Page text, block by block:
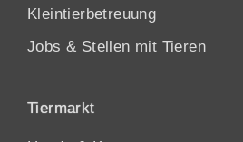
Kleintierbetreuung
Jobs & Stellen mit Tieren
Tiermarkt